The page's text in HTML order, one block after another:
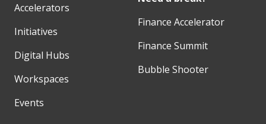
Accelerators
Initiatives
Digital Hubs
Workspaces
Events
Finance Accelerator
Finance Summit
Bubble Shooter